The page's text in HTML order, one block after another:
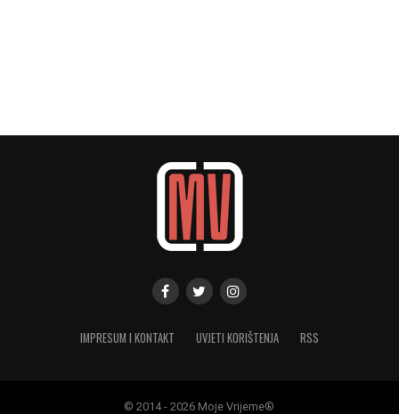
IMPRESUM I KONTAKT UVJETI KORIŠTENJA RSS
© 2014 - 2026 Moje Vrijeme®